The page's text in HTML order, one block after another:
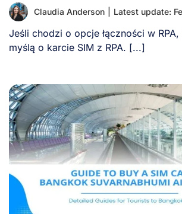
Claudia Anderson Latest update:
Jeśli chodzi o opcje łączności w
myślą o karcie SIM z RPA. [...]